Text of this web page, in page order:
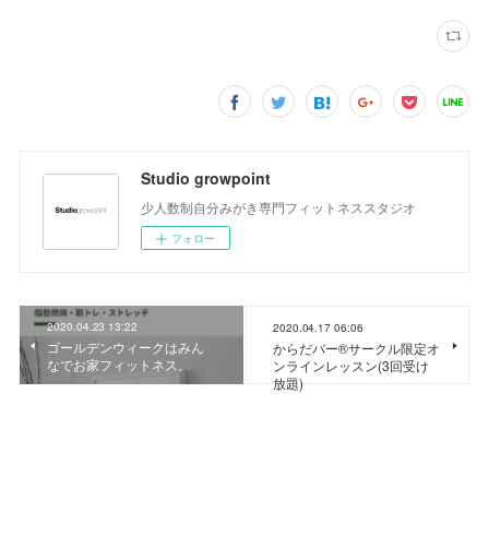
Studio growpoint
少人数制自分みがき専門フィットネススタジオ
フォロー
2020.04.23 13:22
ゴールデンウィークはみん
なでお家フィットネス。
2020.04.17 06:06
からだバー®サークル限定オ
ンラインレッスン(3回受け
放題)